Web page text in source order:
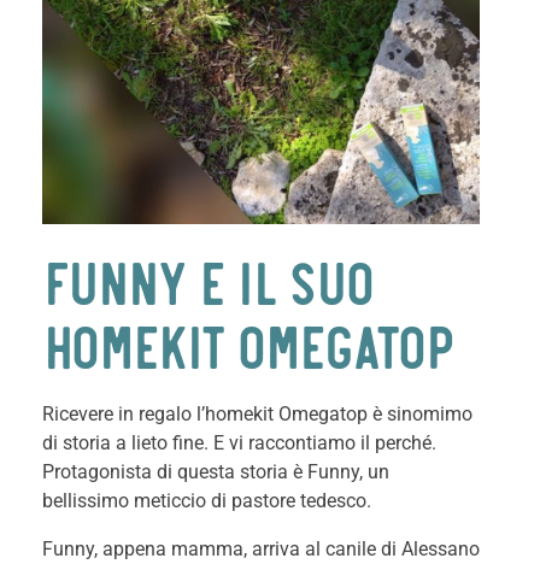
FUNNY E IL SUO
HOMEKIT OMEGATOP
Ricevere in regalo l’homekit Omegatop è sinomimo
di storia a lieto fine. E vi raccontiamo il perché.
Protagonista di questa storia è Funny, un
bellissimo meticcio di pastore tedesco.
Funny, appena mamma, arriva al canile di Alessano